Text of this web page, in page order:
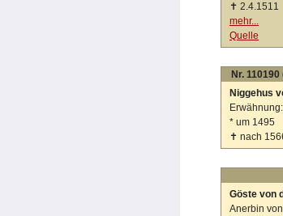
✝ 2.4.1511
mehr...
Quelle
Nr. 110190
Niggehus
* um 1495
✝ nach
Göste von
Anerbin